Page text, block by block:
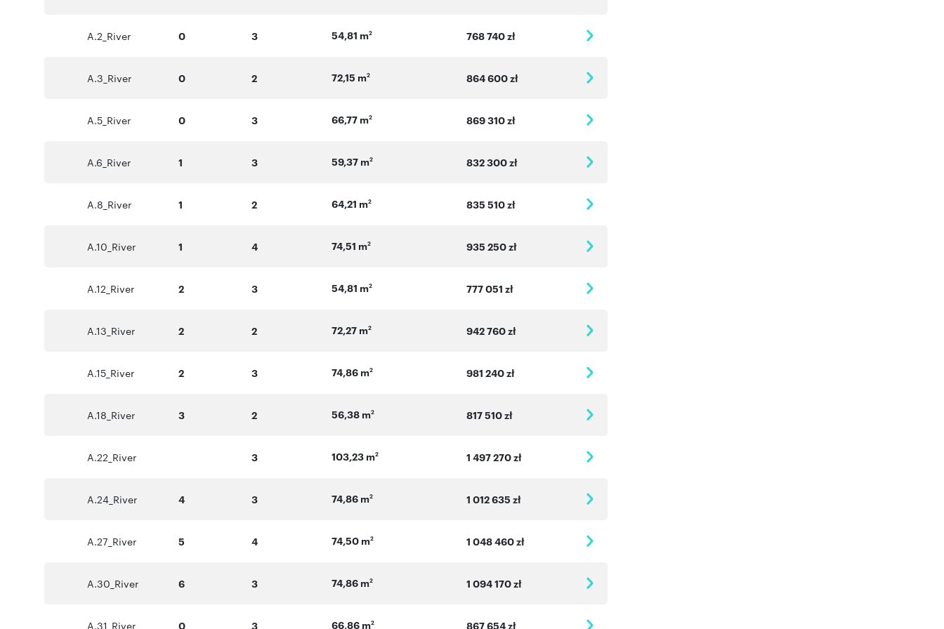
A.2_River 0 3 54,81 m2 768 740 zł
A.3_River 0 2 72,15 m2 864 600 zł
A.5_River 0 3 66,77 m2 869 310 zł
A.6_River 1 3 59,37 m2 832 300 zł
A.8_River 1 2 64,21 m2 835 510 zł
A.10_River 1 4 74,51 m2 935 250 zł
A.12_River 2 3 54,81 m2 777 051 zł
A.13_River 2 2 72,27 m2 942 760 zł
A.15_River 2 3 74,86 m2 981 240 zł
A.18_River 3 2 56,38 m2 817 510 zł
A.22_River 3 103,23 m2 1 497 270 zł
A.24_River 4 3 74,86 m2 1 012 635 zł
A.27_River 5 4 74,50 m2 1 048 460 zł
A.30_River 6 3 74,86 m2 1 094 170 zł
A.31_River 0 3 66,86 m2 867 654 zł